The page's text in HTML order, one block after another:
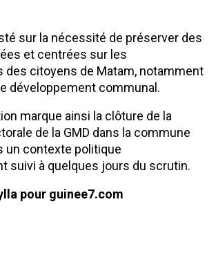
sur la nécessité de préserver des
et centrées sur les
des citoyens de Matam, notamment
développement communal.
marque ainsi la clôture de la
de la GMD dans la commune
un contexte politique
suivi à quelques jours du scrutin.
pour guinee7.com